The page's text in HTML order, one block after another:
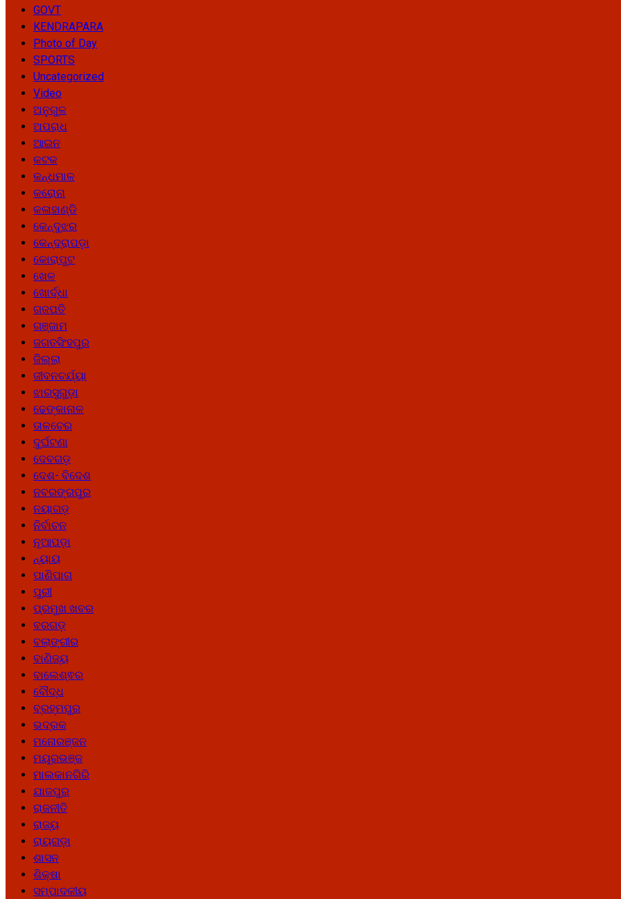
GOVT
KENDRAPARA
Photo of Day
SPORTS
Uncategorized
Video
ଅନୁଗୁଳ
ଅପରାଧ
ଆଇନ
କଟକ
କନ୍ଧମାଳ
କରୋନା
କଳାହାଣ୍ଡି
କେନ୍ଦୁଝର
କେନ୍ଦ୍ରାପଡ଼ା
କୋରାପୁଟ
ଖେଳ
ଖୋର୍ଦ୍ଧା
ଗଜପତି
ଗଞ୍ଜାମ
ଜଗତସିଂହପୁର
ଜିଲ୍ଲା
ଜୀବନଚର୍ଯ୍ୟା
ଝାରସୁଗୁଡ଼ା
ଢେଙ୍କାନାଳ
ତାଳଚେର
ଦୁର୍ଘଟଣା
ଦେବଗଡ଼
ଦେଶ- ବିଦେଶ
ନବରଙ୍ଗପୁର
ନୟାଗଡ଼
ନିର୍ବାଚନ
ନୂଆପଡ଼ା
ନ୍ୟାୟ
ପାଣିପାଗ
ପୁରୀ
ପ୍ରମୁଖ ଖବର
ବରଗଡ଼
ବଲାଙ୍ଗୀର
ବାଣିଜ୍ୟ
ବାଲେଶ୍ଵର
ବୌଦ୍ଧ
ବ୍ରହ୍ମପୁର
ଭଦ୍ରକ
ମନୋରଞ୍ଜନ
ମୟୂରଭଞ୍ଜ
ମାଲକାନଗିରି
ଯାଜପୁର
ରାଜନୀତି
ରାଜ୍ୟ
ରାୟଗଡ଼ା
ଶାସନ
ଶିକ୍ଷା
ସମ୍ପାଦକୀୟ